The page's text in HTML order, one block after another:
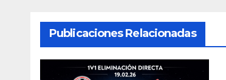
Publicaciones Relacionadas